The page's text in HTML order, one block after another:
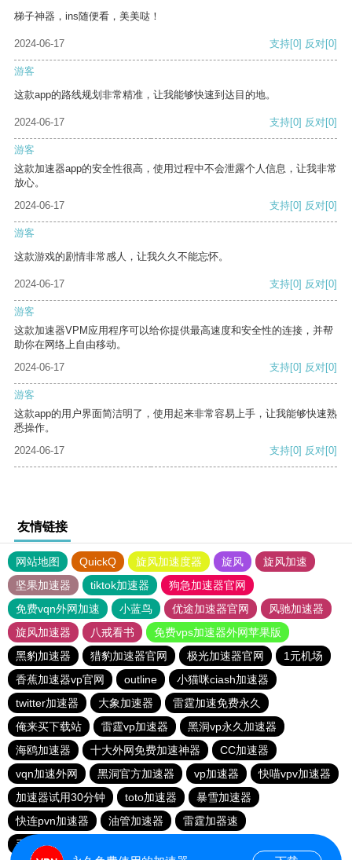
梯子神器，ins随便看，美美哒！
2024-06-17 支持[0] 反对[0]
游客
这款app的路线规划非常精准，让我能够快速到达目的地。
2024-06-17 支持[0] 反对[0]
游客
这款加速器app的安全性很高，使用过程中不会泄露个人信息，让我非常
放心。
2024-06-17
支持[0] 反对[0]
游客
这款游戏的剧情非常感人，让我久久不能忘怀。
2024-06-17 支持[0] 反对[0]
游客
这款加速器VPM应用程序可以给你提供最高速度和安全性的连接，并帮
助你在网络上自由移动。
2024-06-17
支持[0] 反对[0]
游客
这款app的用户界面简洁明了，使用起来非常容易上手，让我能够快速熟
悉操作。
2024-06-17
支持[0] 反对[0]
友情链接
网站地图 QuickQ 旋风加速度器 旋风
旋风加速
坚果加速器
tiktok加速器
狗急加速器官网
免费vqn外网加速
小蓝鸟 优途加速器官网
风驰加速器
旋风加速器
八戒看书
免费vps加速器外网苹果版
黑豹加速器
猎豹加速器官网 极光加速器官网
1元机场
香蕉加速器vp官网
outline
小猫咪ciash加速器
twitter加速器
大象加速器
雷霆加速免费永久
俺来买下载站
雷霆vp加速器
黑洞vp永久加速器
海鸥加速器
十大外网免费加速神器
CC加速器
vqn加速外网
黑洞官方加速器 vp加速器
快喵vpv加速器
加速器试用30分钟
toto加速器
暴雪加速器
快连pvn加速器
油管加速器
雷霆加器速
手机外国加速器官网